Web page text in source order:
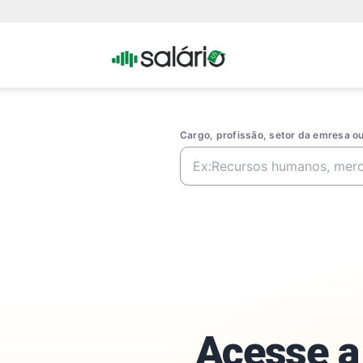
Portal
Cargo, profissão, setor da emresa
Acesse